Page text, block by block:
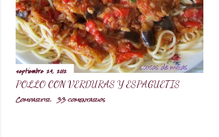
d
a
s
septiembre 24, 2012
POLLO CON VERDURAS Y ESPAGUETIS
Compartir 33 comentarios